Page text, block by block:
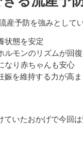
産予防を強みとしてい
状態を安定
モンのリズムが回復
なり赤ちゃんも安心
を維持する力が高ま
ていたおかげで今回